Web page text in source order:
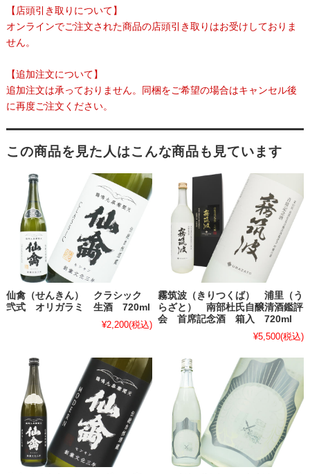
【店頭引き取りについて】
オンラインでご注文された商品の店頭引き取りはお受けしておりま
せん。
【追加注文について】
追加注文は承っておりません。同梱をご希望の場合はキャンセル後
に再度ご注文ください。
この商品を見た人はこんな商品も見ています
仙禽（せんきん） クラシック
弐式 オリガラミ 生酒 720ml
¥2,200(税込)
霧筑波（きりつくば） 浦里（う
らざと） 南部杜氏自醸清酒鑑評
会 首席記念酒 箱入 720ml
¥5,500(税込)